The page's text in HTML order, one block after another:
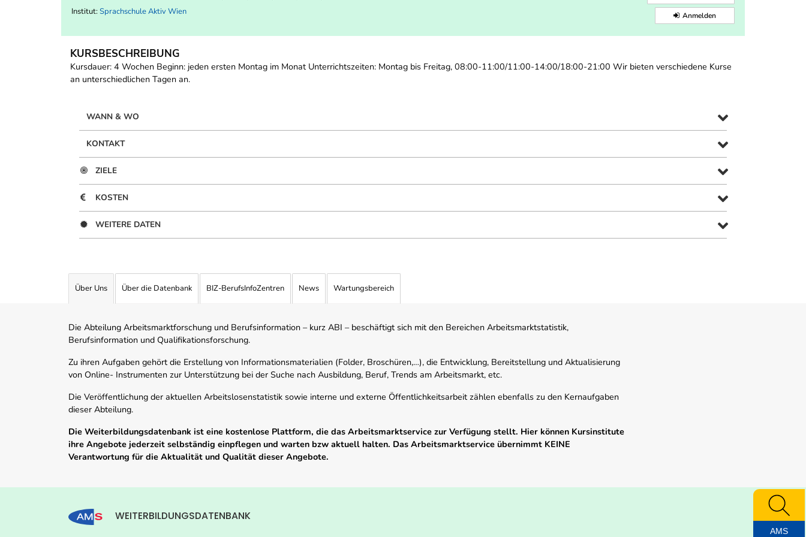
Institut: Sprachschule Aktiv Wien Anmelden
KURSBESCHREIBUNG
Kursdauer: 4 Wochen Beginn: jeden ersten Montag im Monat Unterrichtszeiten: Montag bis Freitag, 08:00-11:00/11:00-14:00/18:00-21:00 Wir bieten verschiedene Kurse
an unterschiedlichen Tagen an.
WANN & WO
KONTAKT
ZIELE
KOSTEN
WEITERE DATEN
Über Uns Über die Datenbank BIZ-BerufsInfoZentren News Wartungsbereich
Die Abteilung Arbeitsmarktforschung und Berufsinformation – kurz ABI – beschäftigt sich mit den Bereichen Arbeitsmarktstatistik,
Berufsinformation und Qualifikationsforschung.
Zu ihren Aufgaben gehört die Erstellung von Informationsmaterialien (Folder, Broschüren,…), die Entwicklung, Bereitstellung und Aktualisierung
von Online- Instrumenten zur Unterstützung bei der Suche nach Ausbildung, Beruf, Trends am Arbeitsmarkt, etc.
Die Veröffentlichung der aktuellen Arbeitslosenstatistik sowie interne und externe Öffentlichkeitsarbeit zählen ebenfalls zu den Kernaufgaben
dieser Abteilung.
Die Weiterbildungsdatenbank ist eine kostenlose Plattform, die das Arbeitsmarktservice zur Verfügung stellt. Hier können Kursinstitute
ihre Angebote jederzeit selbständig einpflegen und warten bzw aktuell halten. Das Arbeitsmarktservice übernimmt KEINE
Verantwortung für die Aktualität und Qualität dieser Angebote.
WEITERBILDUNGSDATENBANK
AMS